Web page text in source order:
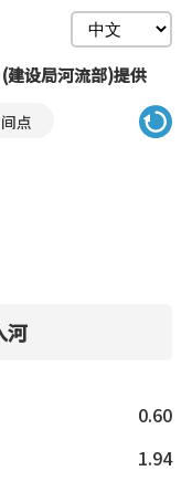
建设局河流部)提供
点
河
0.60
1.94